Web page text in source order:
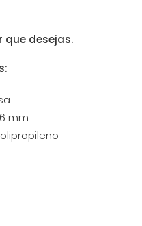
que desejas.
mm